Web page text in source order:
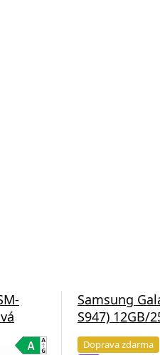
Samsung
S947) 12GB/
Doprava zdarma